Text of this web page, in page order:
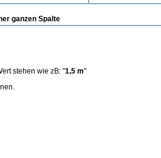
ganzen Spalte
stehen wie zB: "1,5 m"